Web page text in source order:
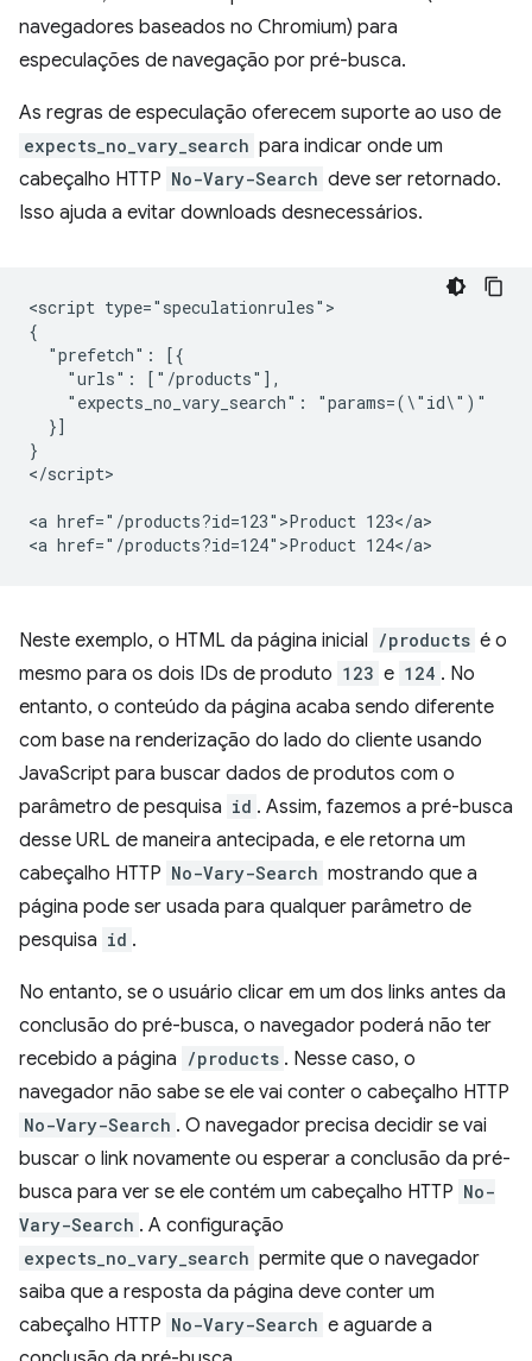
navegadores baseados no Chromium) para
especulações de navegação por pré-busca.
As regras de especulação oferecem suporte ao uso de
expects_no_vary_search para indicar onde um
cabeçalho HTTP No-Vary-Search deve ser retornado.
Isso ajuda a evitar downloads desnecessários.
<script type="speculationrules">
{
  "prefetch": [{
    "urls": ["/products"],
    "expects_no_vary_search": "params=(\"id\")"
  }]
}
</script>
<a href="/products?id=123">Product 123</a>
Neste exemplo, o HTML da página inicial /products é o
mesmo para os dois IDs de produto 123 e 124 . No
entanto, o conteúdo da página acaba sendo diferente
com base na renderização do lado do cliente usando
JavaScript para buscar dados de produtos com o
parâmetro de pesquisa id . Assim, fazemos a pré-busca
desse URL de maneira antecipada, e ele retorna um
cabeçalho HTTP No-Vary-Search mostrando que a
página pode ser usada para qualquer parâmetro de
pesquisa id .
No entanto, se o usuário clicar em um dos links antes da
conclusão do pré-busca, o navegador poderá não ter
recebido a página /products . Nesse caso, o
navegador não sabe se ele vai conter o cabeçalho HTTP
No-Vary-Search . O navegador precisa decidir se vai
buscar o link novamente ou esperar a conclusão da pré-
busca para ver se ele contém um cabeçalho HTTP No-
Vary-Search . A configuração
expects_no_vary_search permite que o navegador
saiba que a resposta da página deve conter um
cabeçalho HTTP No-Vary-Search e aguarde a